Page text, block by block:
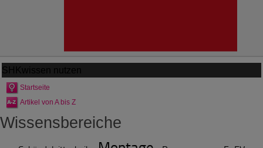
SHKwissen nutzen
Startseite
Artikel von A bis Z
Wissensbereiche